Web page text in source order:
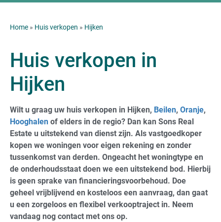
Home » Huis verkopen » Hijken
Huis verkopen in
Hijken
Wilt u graag uw huis verkopen in Hijken, Beilen, Oranje,
Hooghalen of elders in de regio? Dan kan Sons Real
Estate u uitstekend van dienst zijn. Als vastgoedkoper
kopen we woningen voor eigen rekening en zonder
tussenkomst van derden. Ongeacht het woningtype en
de onderhoudsstaat doen we een uitstekend bod. Hierbij
is geen sprake van financieringsvoorbehoud. Doe
geheel vrijblijvend en kosteloos een aanvraag, dan gaat
u een zorgeloos en flexibel verkooptraject in. Neem
vandaag nog contact met ons op.